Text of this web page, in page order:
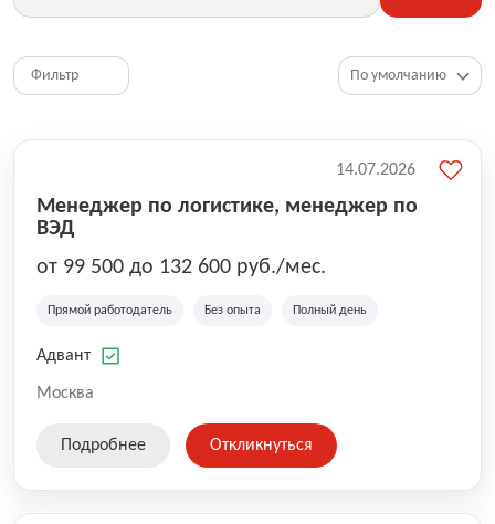
HR, управление персоналом
Топ менеджмент, руководители
Фильтр
Менеджер по логистике, менеджер по
ВЭД
от 99 500 до 132 600 руб./мес.
Прямой работодатель Без опыта Полный день
Адвант
Москва
14.07.2026
Подробнее Откликнуться